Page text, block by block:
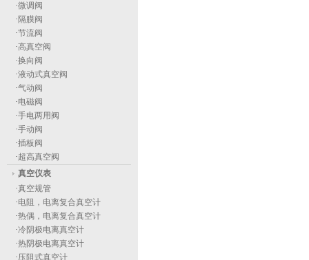
·微调阀
· 隔膜阀
·节流阀
·高真空阀
·换向阀
·液动式真空阀
·气动阀
·电磁阀
·手电两用阀
·手动阀
·插板阀
·超高真空阀
真空仪表
·真空规管
·电阻，电离复合真空计
·热偶，电离复合真空计
·冷阴极电离真空计
·热阴极电离真空计
·压阻式真空计